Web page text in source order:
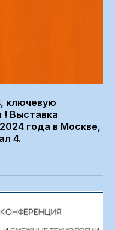
ключевую
! Выставка
года в Москве,
4.